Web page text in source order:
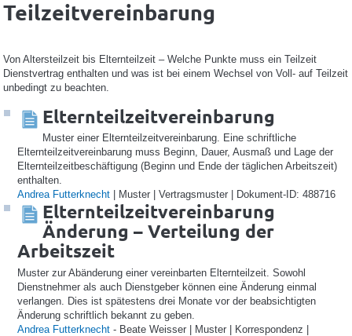
Teilzeitvereinbarung
Von Altersteilzeit bis Elternteilzeit – Welche Punkte muss ein Teilzeit
Dienstvertrag enthalten und was ist bei einem Wechsel von Voll- auf Teilzeit
unbedingt zu beachten.
Elternteilzeitvereinbarung
Muster einer Elternteilzeitvereinbarung. Eine schriftliche
Elternteilzeitvereinbarung muss Beginn, Dauer, Ausmaß und Lage der
Elternteilzeitbeschäftigung (Beginn und Ende der täglichen Arbeitszeit)
enthalten.
Andrea Futterknecht | Muster | Vertragsmuster | Dokument-ID: 488716
Elternteilzeitvereinbarung
Änderung – Verteilung der
Arbeitszeit
Muster zur Abänderung einer vereinbarten Elternteilzeit. Sowohl
Dienstnehmer als auch Dienstgeber können eine Änderung einmal
verlangen. Dies ist spätestens drei Monate vor der beabsichtigten
Änderung schriftlich bekannt zu geben.
Andrea Futterknecht - Beate Weisser | Muster | Korrespondenz |